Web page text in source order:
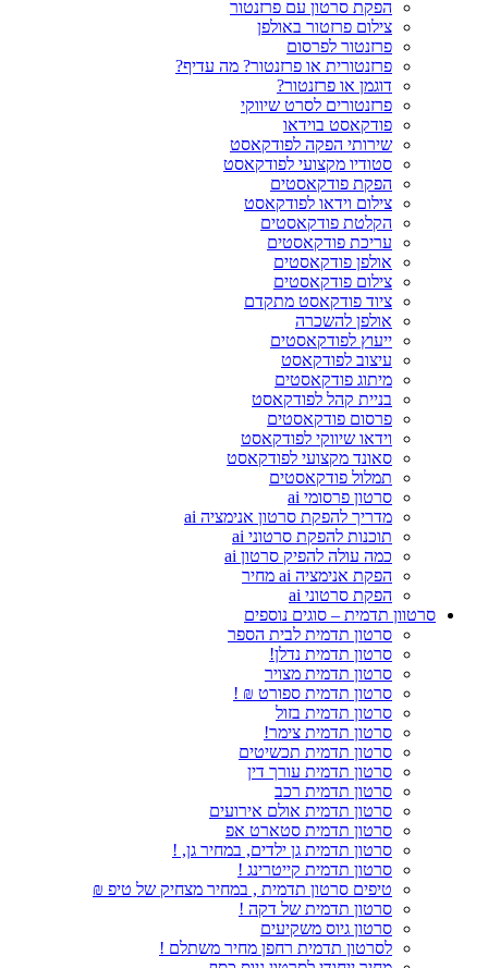
הפקת סרטון עם פרזנטור
צילום פרזטור באולפן
פרזנטור לפרסום
פרזנטורית או פרזנטור? מה עדיף?
דוגמן או פרזנטור?
פרזנטורים לסרט שיווקי
פודקאסט בוידאו
שירותי הפקה לפודקאסט
סטודיו מקצועי לפודקאסט
הפקת פודקאסטים
צילום וידאו לפודקאסט
הקלטת פודקאסטים
עריכת פודקאסטים
אולפן פודקאסטים
צילום פודקאסטים
ציוד פודקאסט מתקדם
אולפן להשכרה
ייעוץ לפודקאסטים
עיצוב לפודקאסט
מיתוג פודקאסטים
בניית קהל לפודקאסט
פרסום פודקאסטים
וידאו שיווקי לפודקאסט
סאונד מקצועי לפודקאסט
תמלול פודקאסטים
סרטון פרסומי ai
מדריך להפקת סרטון אנימציה ai
תוכנות להפקת סרטוני ai
כמה עולה להפיק סרטון ai
הפקת אנימציה ai מחיר
הפקת סרטוני ai
סרטוון תדמית – סוגים נוספים
סרטון תדמית לבית הספר
סרטון תדמית נדלן!
סרטון תדמית מצויר
סרטון תדמית ספורט ₪ !
סרטון תדמית בזול
סרטון תדמית צימר!
סרטון תדמית תכשיטים
סרטון תדמית עורך דין
סרטון תדמית רכב
סרטון תדמית אולם אירועים
סרטון תדמית סטארט אפ
סרטון תדמית גן ילדים, במחיר גן, !
סרטון תדמית קייטרינג !
טיפים סרטון תדמית , במחיר מצחיק של טיפ ₪
סרטון תדמית של דקה !
סרטון גיוס משקיעים
לסרטון תדמית רחפן מחיר משתלם !